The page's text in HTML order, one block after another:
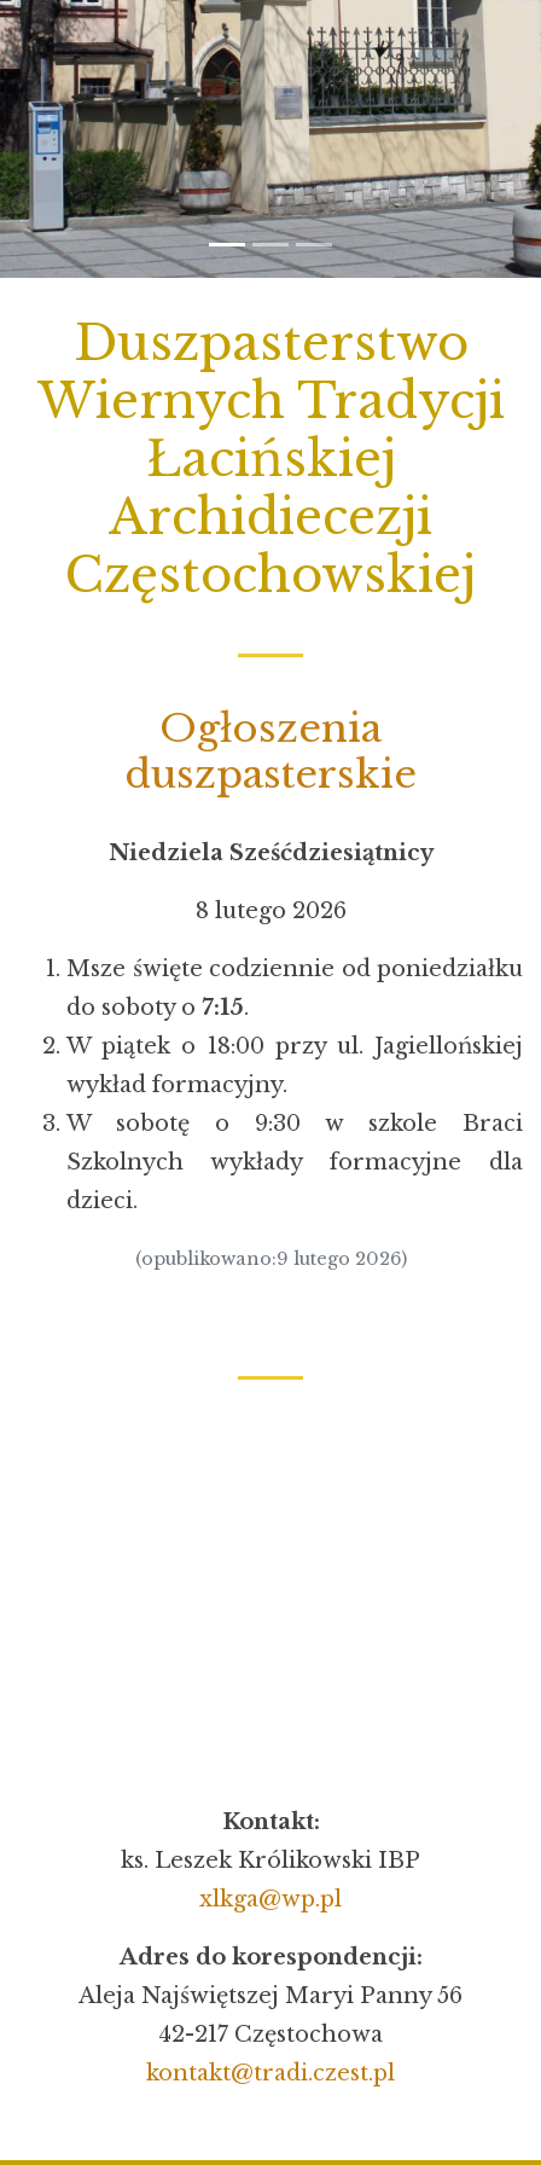
Duszpasterstwo
Wiernych Tradycji
Łacińskiej
Archidiecezji
Częstochowskiej
Ogłoszenia
duszpasterskie
Niedziela Sześćdziesiątnicy
8 lutego 2026
Msze święte codziennie od poniedziałku
do soboty o 7:15.
W piątek o 18:00 przy ul. Jagiellońskiej
wykład formacyjny.
W sobotę o 9:30 w szkole Braci
Szkolnych wykłady formacyjne dla
dzieci.
(opublikowano:9 lutego 2026)
Kontakt:
ks. Leszek Królikowski IBP
xlkga@wp.pl
Adres do korespondencji:
Aleja Najświętszej Maryi Panny 56
42-217 Częstochowa
kontakt@tradi.czest.pl